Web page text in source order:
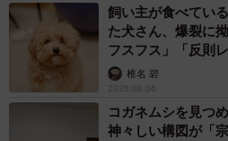
飼い主が食べてい
た犬さん、爆裂に
フスフス」「反則レ
椎名 碧
2026.08.06
コガネムシを見つ
神々しい構図が「